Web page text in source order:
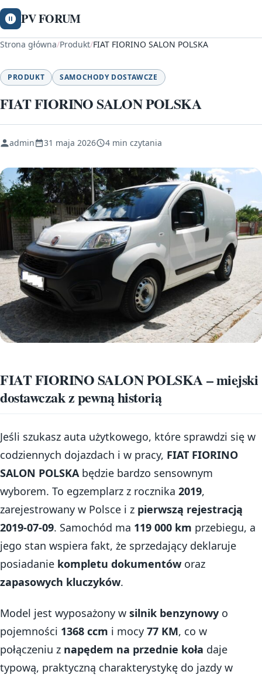
PV FORUM
Strona główna/Produkt/FIAT FIORINO SALON POLSKA
PRODUKT SAMOCHODY DOSTAWCZE
FIAT FIORINO SALON POLSKA
admin 31 maja 2026 4 min czytania
FIAT FIORINO SALON POLSKA – miejski
dostawczak z pewną historią
Jeśli szukasz auta użytkowego, które sprawdzi się w
codziennych dojazdach i w pracy, FIAT FIORINO
SALON POLSKAbędzie bardzo sensownym
wyborem. To egzemplarz z rocznika 2019,
zarejestrowany w Polsce i z pierwszą rejestracją
2019-07-09. Samochód ma 119 000 km przebiegu, a
jego stan wspiera fakt, że sprzedający deklaruje
posiadanie kompletu dokumentów oraz
zapasowych kluczyków.
Model jest wyposażony w silnik benzynowy o
pojemności 1368 ccm i mocy 77 KM, co w
połączeniu z napędem na przednie koła daje
typową, praktyczną charakterystykę do jazdy w